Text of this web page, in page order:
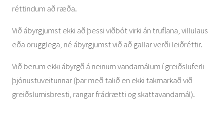
réttindum að ræða.
Við ábyrgjumst ekki að þessi viðbót virki án truflana, villulaus
eða örugglega, né ábyrgjumst við að gallar verði leiðréttir.
Við berum ekki ábyrgð á neinum vandamálum í greiðsluferli
þjónustuveitunnar (þar með talið en ekki takmarkað við
greiðslumisbresti, rangar frádrætti og skattavandamál).